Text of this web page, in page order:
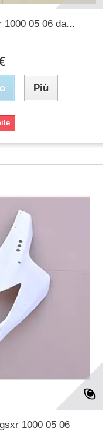
05 06 da...
Più
1000 05 06